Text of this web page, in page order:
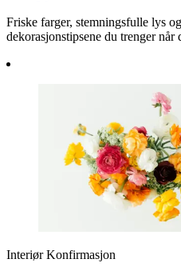
Praktisk informasjon
Finn frem
Friske farger, stemningsfulle lys
dekorasjonstipsene du trenger når
Interiør Konfirmasjon